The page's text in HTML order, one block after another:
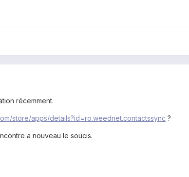
récemment.
store/apps/details?id=ro.weednet.contactssync ?
a nouveau le soucis.